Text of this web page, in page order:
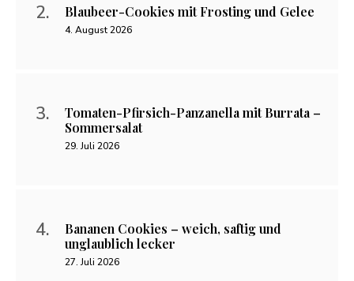
Blaubeer-Cookies mit Frosting und Gelee
4. August 2026
Tomaten-Pfirsich-Panzanella mit Burrata –
Sommersalat
29. Juli 2026
Bananen Cookies – weich, saftig und
unglaublich lecker
27. Juli 2026